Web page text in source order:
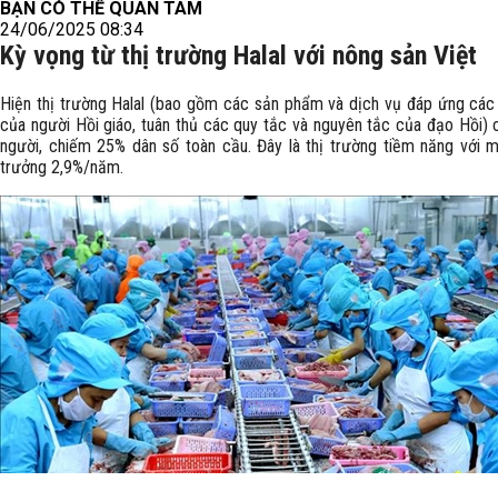
BẠN CÓ THỂ QUAN TÂM
24/06/2025 08:34
Kỳ vọng từ thị trường Halal với nông sản Việt
Hiện thị trường Halal (bao gồm các sản phẩm và dịch vụ đáp ứng
của người Hồi giáo, tuân thủ các quy tắc và nguyên tắc của đạo Hồi)
người, chiếm 25% dân số toàn cầu. Đây là thị trường tiềm năng với
trưởng 2,9%/năm.